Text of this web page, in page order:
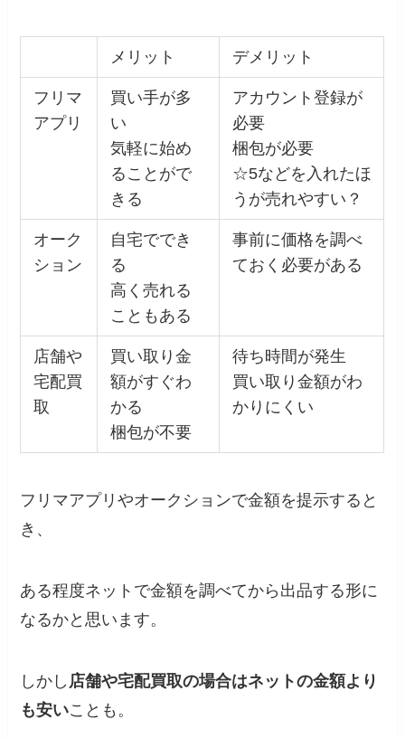
メリット デメリット
フリマ
アプリ
買い手が多
い
気軽に始め
ることがで
きる
アカウント登録が
必要
梱包が必要
☆5などを入れたほ
うが売れやすい？
オーク
ション
自宅ででき
る
高く売れる
こともある
事前に価格を調べ
ておく必要がある
店舗や
宅配買
取
買い取り金
額がすぐわ
かる
梱包が不要
待ち時間が発生
買い取り金額がわ
かりにくい
フリマアプリやオークションで金額を提示すると
き、
ある程度ネットで金額を調べてから出品する形に
なるかと思います。
しかし 店舗や宅配買取の場合はネットの金額より
も安いことも。